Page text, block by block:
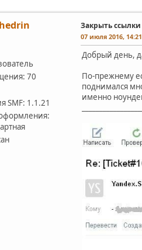
70
SMF: 1.1.21
Закрыть ссылки
07 июля 2016,
Добрый день,
По-прежнему
поднимался
именно